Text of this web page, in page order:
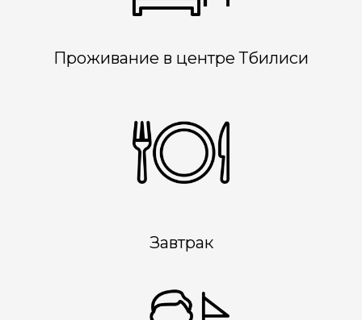
Проживание в центре Тбилиси
Завтрак